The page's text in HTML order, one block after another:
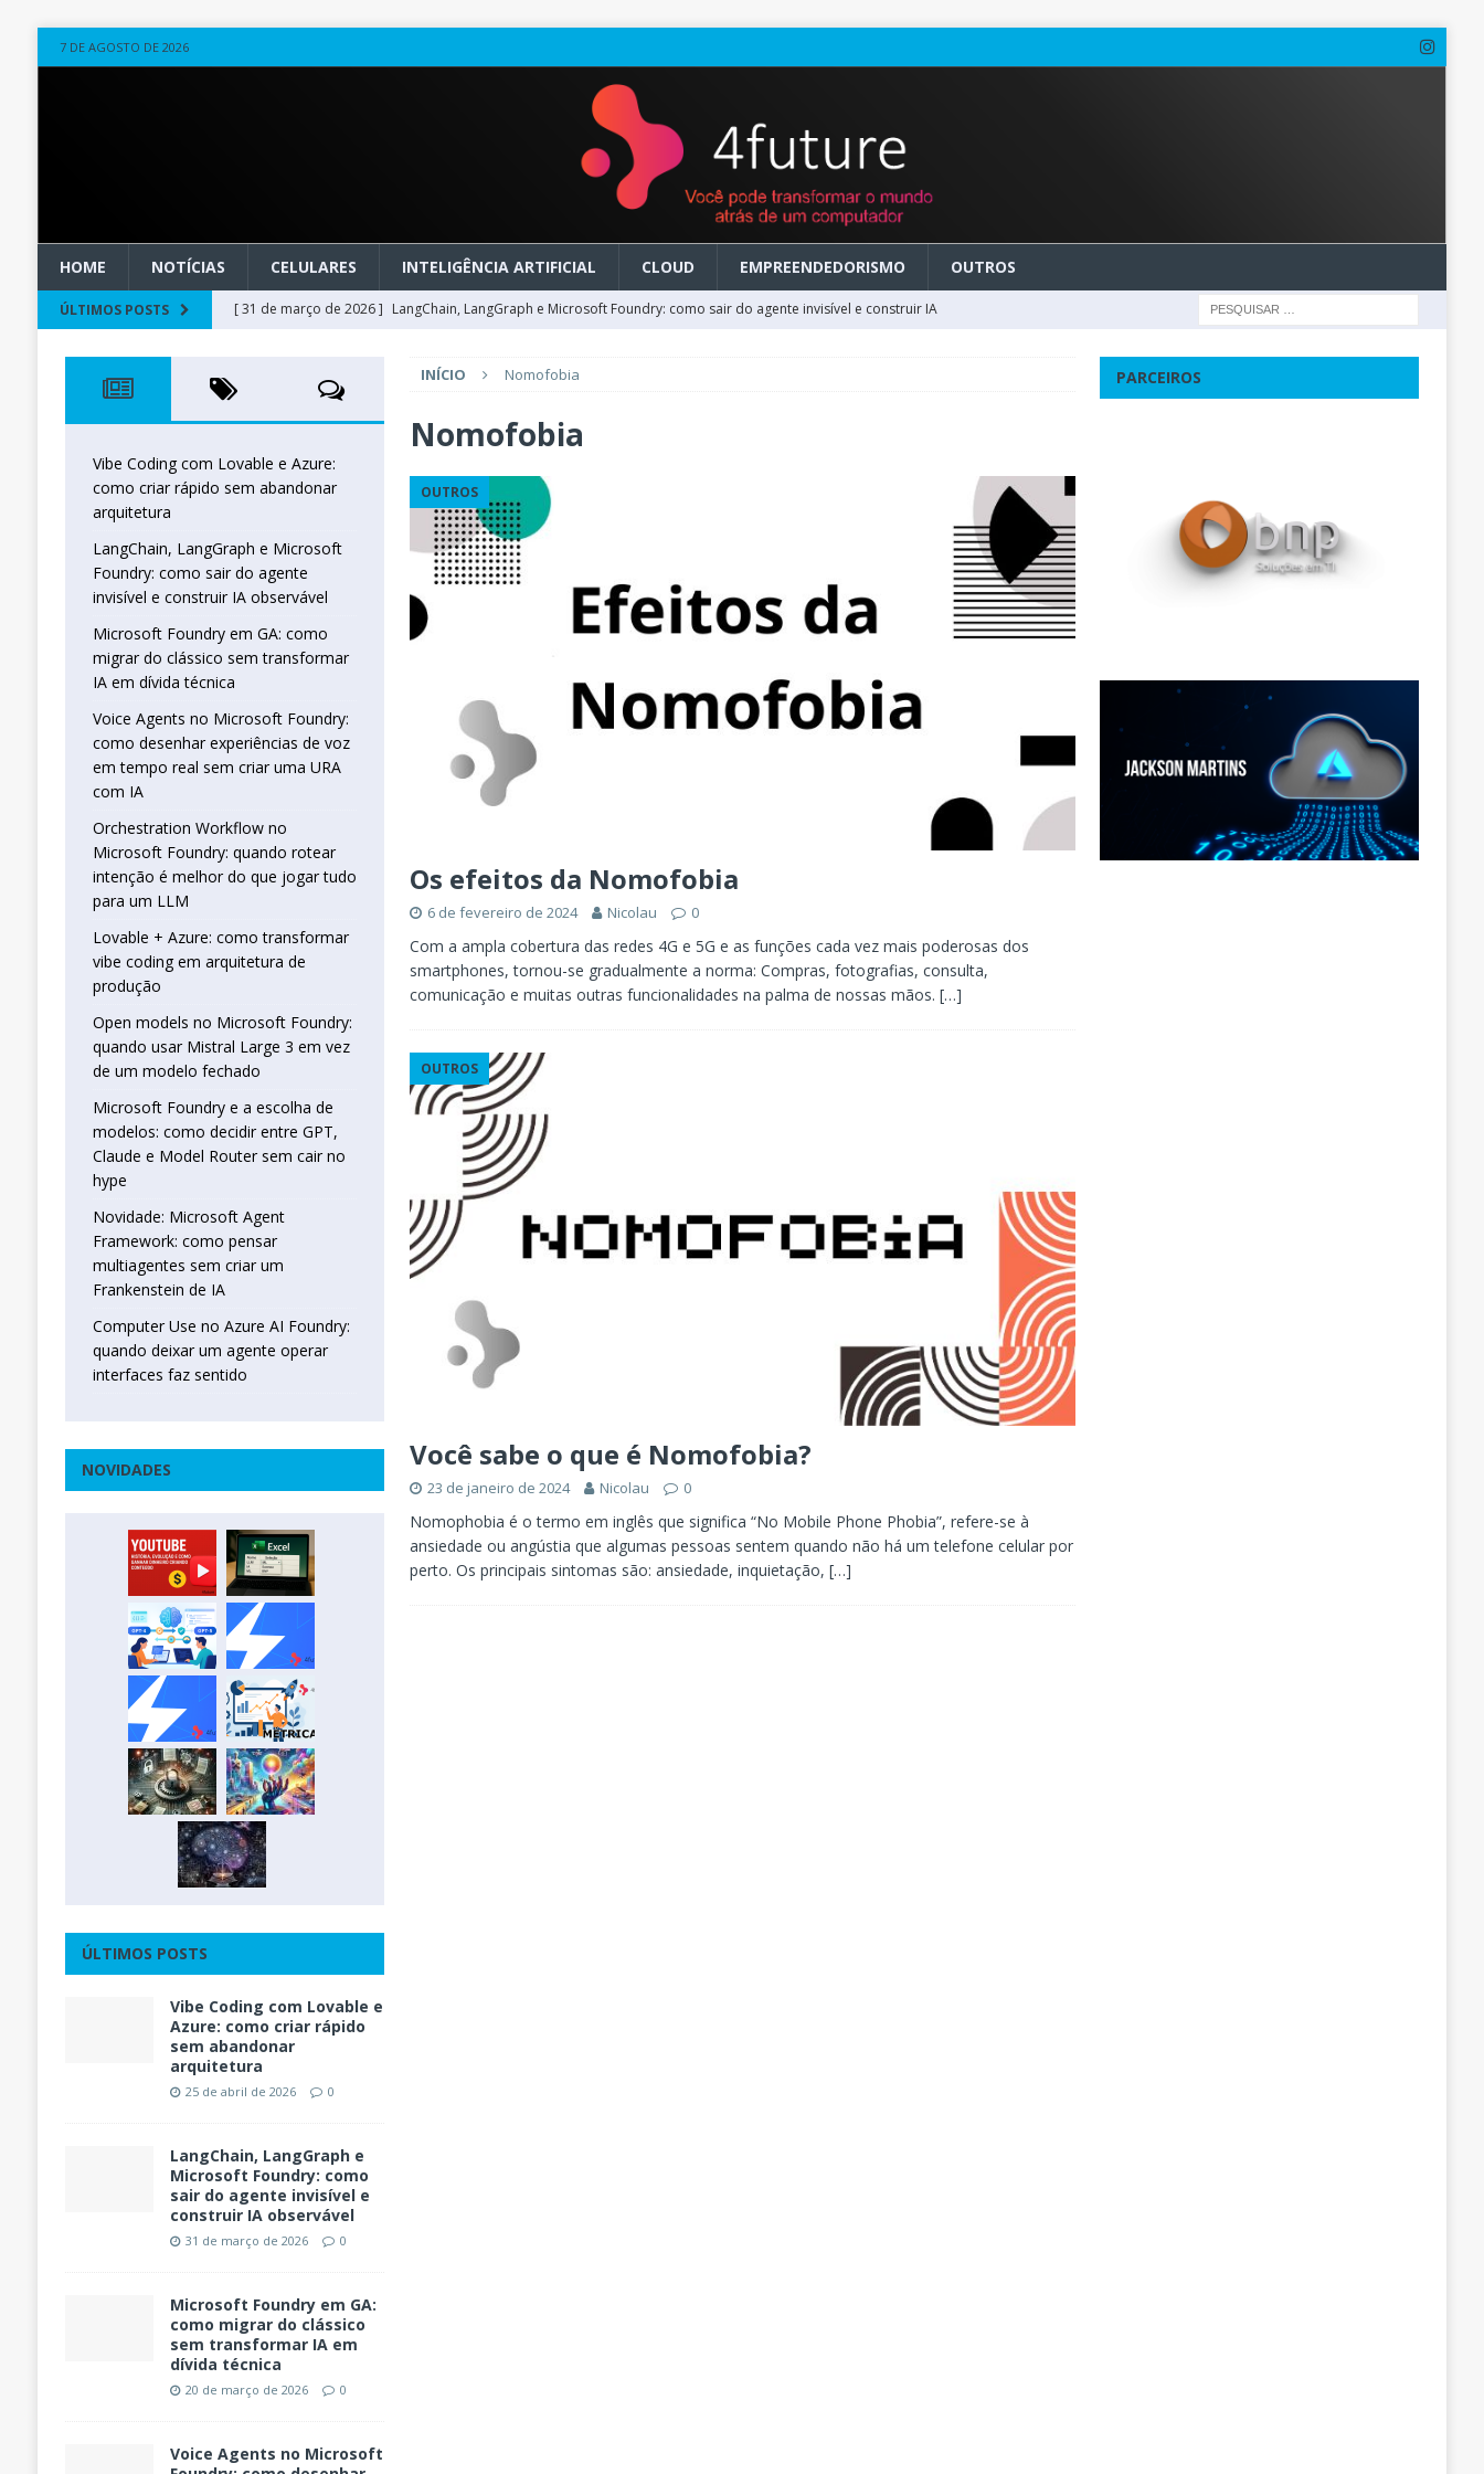
7 DE AGOSTO DE 2026
HOME NOTÍCIAS CELULARES INTELIGÊNCIA ARTIFICIAL CLOUD EMPREENDEDORISMO OUTROS
ÚLTIMOS POSTS [ 31 de março de 2026 ] LangChain, LangGraph e Microsoft Foundry: como sair do agente invisível e construir IA
[ 20 de março de 2026 ]
Microsoft Foundry em GA: como migrar do clássico sem transformar IA em dívida
técnica
INTELIGÊNCIA ARTIFICIAL
[ 27 de fevereiro de 2026 ]
real sem criar uma URA com IA
INTELIGÊNCIA ARTIFICIAL
Orchestration Workflow no Microsoft Foundry: quando rotear intenção é melhor do
que jogar tudo para um LLM
INTELIGÊNCIA ARTIFICIAL
[ 25 de abril de 2026 ]
Vibe Coding com Lovable e Azure: como criar rápido sem abandonar arquitetura
INÍCIO Nomofobia
Nomofobia
OUTROS
Os efeitos da Nomofobia
6 de fevereiro de 2024 Nicolau 0
Com a ampla cobertura das redes 4G e 5G e as funções cada vez mais poderosas dos
smartphones, tornou-se gradualmente a norma: Compras, fotografias, consulta,
comunicação e muitas outras funcionalidades na palma de nossas mãos.[…]
OUTROS
Você sabe o que é Nomofobia?
23 de janeiro de 2024 Nicolau 0
Nomophobia é o termo em inglês que significa “No Mobile Phone Phobia”, refere-se à
ansiedade ou angústia que algumas pessoas sentem quando não há um telefone celular por
perto. Os principais sintomas são: ansiedade, inquietação,[…]
Vibe Coding com Lovable e Azure:
como criar rápido sem abandonar
arquitetura
LangChain, LangGraph e Microsoft
Foundry: como sair do agente
invisível e construir IA observável
Microsoft Foundry em GA: como
migrar do clássico sem transformar
IA em dívida técnica
Voice Agents no Microsoft Foundry:
como desenhar experiências de voz
em tempo real sem criar uma URA
com IA
Orchestration Workflow no
Microsoft Foundry: quando rotear
intenção é melhor do que jogar tudo
para um LLM
Lovable + Azure: como transformar
vibe coding em arquitetura de
produção
Open models no Microsoft Foundry:
quando usar Mistral Large 3 em vez
de um modelo fechado
Microsoft Foundry e a escolha de
modelos: como decidir entre GPT,
Claude e Model Router sem cair no
hype
Novidade: Microsoft Agent
Framework: como pensar
multiagentes sem criar um
Frankenstein de IA
Computer Use no Azure AI Foundry:
quando deixar um agente operar
interfaces faz sentido
NOVIDADES
ÚLTIMOS POSTS
Vibe Coding com Lovable e
Azure: como criar rápido
sem abandonar
arquitetura
25 de abril de 2026 0
LangChain, LangGraph e
Microsoft Foundry: como
sair do agente invisível e
construir IA observável
31 de março de 2026 0
Microsoft Foundry em GA:
como migrar do clássico
sem transformar IA em
dívida técnica
20 de março de 2026 0
Voice Agents no Microsoft
PARCEIROS